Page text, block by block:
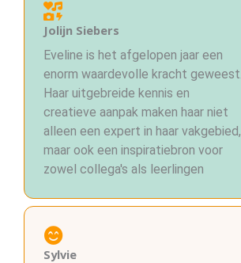
Jolijn Siebers
Eveline is het afgelopen jaar een
enorm waardevolle kracht geweest.
Haar uitgebreide kennis en
creatieve aanpak maken haar niet
alleen een expert in haar vakgebied,
maar ook een inspiratiebron voor
zowel collega's als leerlingen
Sylvie